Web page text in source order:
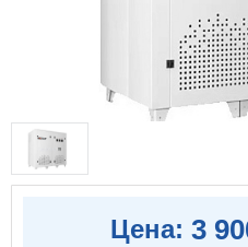
Цена: 3